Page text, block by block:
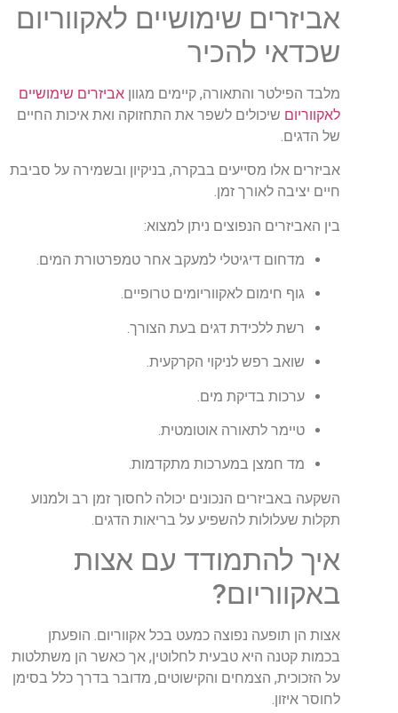
אביזרים שימושיים לאקווריום
שכדאי להכיר
מלבד הפילטר והתאורה, קיימים מגוון אביזרים שימושיים
לאקווריום שיכולים לשפר את התחזוקה ואת איכות החיים
של הדגים.
אביזרים אלו מסייעים בבקרה, בניקיון ובשמירה על סביבת
חיים יציבה לאורך זמן.
בין האביזרים הנפוצים ניתן למצוא:
מדחום דיגיטלי למעקב אחר טמפרטורת המים.
גוף חימום לאקווריומים טרופיים.
רשת ללכידת דגים בעת הצורך.
שואב רפש לניקוי הקרקעית.
ערכות בדיקת מים.
טיימר לתאורה אוטומטית.
מד חמצן במערכות מתקדמות.
השקעה באביזרים הנכונים יכולה לחסוך זמן רב ולמנוע
תקלות שעלולות להשפיע על בריאות הדגים.
איך להתמודד עם אצות
באקווריום?
אצות הן תופעה נפוצה כמעט בכל אקווריום. הופעתן
בכמות קטנה היא טבעית לחלוטין, אך כאשר הן משתלטות
על הזכוכית, הצמחים והקישוטים, מדובר בדרך כלל בסימן
לחוסר איזון.